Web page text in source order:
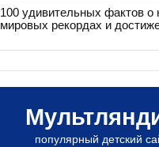
100 удивительных фактов
мировых рекордах и
популярный детский